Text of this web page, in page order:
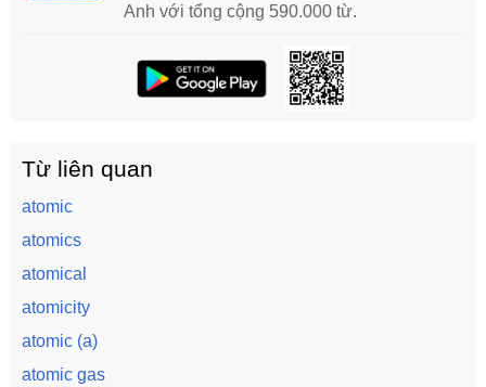
Anh với tổng cộng 590.000 từ.
Từ liên quan
atomic
atomics
atomical
atomicity
atomic (a)
atomic gas